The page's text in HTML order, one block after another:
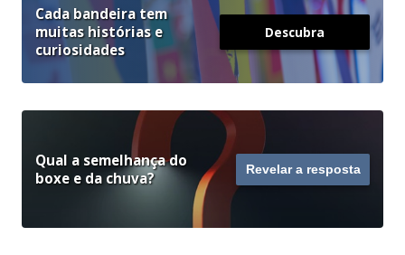
Cada bandeira tem
muitas histórias e
curiosidades
Descubra
Qual a semelhança do
boxe e da chuva?
Revelar a resposta